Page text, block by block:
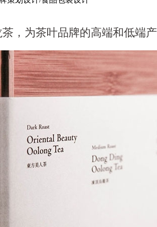
茶，为茶叶品牌的高端和低端